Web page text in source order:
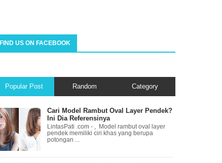
FIND US ON FACEBOOK
Popular Post Random Category
Cari Model Rambut Oval Layer Pendek?
Ini Dia Referensinya
LintasPati .com - , Model rambut oval layer
pendek memiliki ciri khas yang berupa
potongan ...